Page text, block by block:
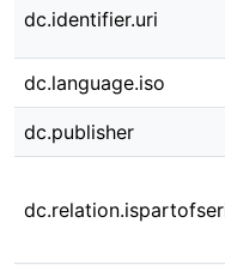
dc.identifier.uri
dc.language.iso
dc.publisher